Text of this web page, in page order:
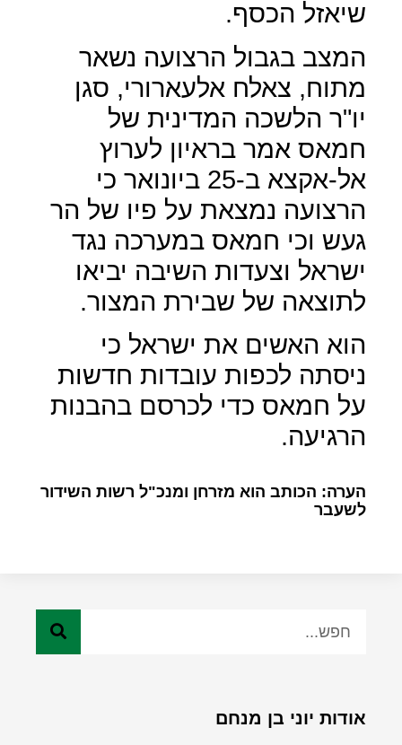
שיאזל הכסף.
המצב בגבול הרצועה נשאר
מתוח, צאלח אלעארורי, סגן
יו"ר הלשכה המדינית של
חמאס אמר בראיון לערוץ
אל-אקצא ב-25 ביונואר כי
הרצועה נמצאת על פיו של הר
געש וכי חמאס במערכה נגד
ישראל וצעדות השיבה יביאו
לתוצאה של שבירת המצור.
הוא האשים את ישראל כי
ניסתה לכפות עובדות חדשות
על חמאס כדי לכרסם בהבנות
הרגיעה.
הערה: הכותב הוא מזרחן ומנכ"ל רשות השידור
לשעבר
אודות יוני בן מנחם